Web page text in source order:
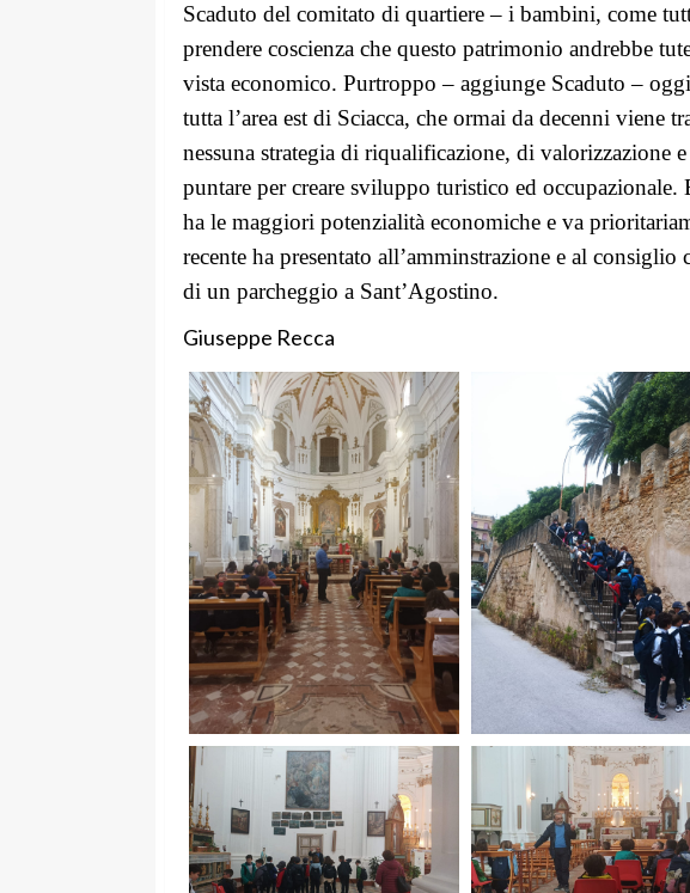
Scaduto del comitato di quartiere – i bambini, come
prendere coscienza che questo patrimonio andrebbe
vista economico. Purtroppo – aggiunge Scaduto –
tutta l’area est di Sciacca, che ormai da decenni viene
nessuna strategia di riqualificazione, di valorizzazione
puntare per creare sviluppo turistico ed occupazionale.
ha le maggiori potenzialità economiche e va
recente ha presentato all’amminstrazione e al
di un parcheggio a Sant’Agostino.
Giuseppe Recca